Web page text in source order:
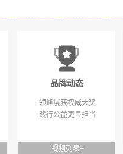
品牌动态
领峰屡获权威大奖
践行公益更显担当
视频列表+